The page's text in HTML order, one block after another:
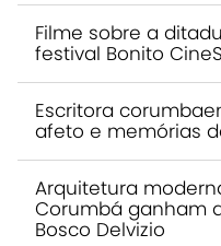
Filme sobre a
festival Bonito
Escritora
afeto e memórias
Arquitetura
Corumbá ganham
Bosco Delvizio